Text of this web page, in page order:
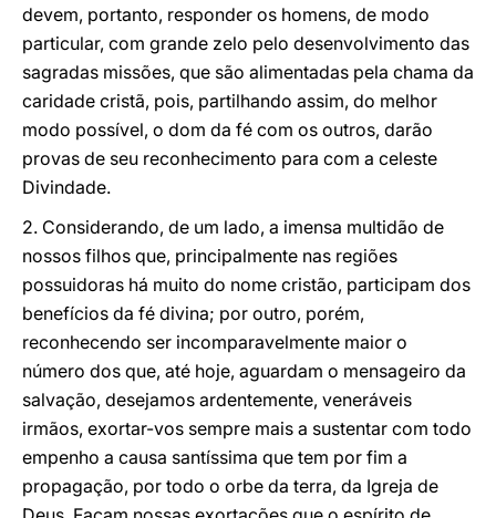
devem, portanto, responder os homens, de modo
particular, com grande zelo pelo desenvolvimento das
sagradas missões, que são alimentadas pela chama da
caridade cristã, pois, partilhando assim, do melhor
modo possível, o dom da fé com os outros, darão
provas de seu reconhecimento para com a celeste
Divindade.
2. Considerando, de um lado, a imensa multidão de
nossos filhos que, principalmente nas regiões
possuidoras há muito do nome cristão, participam dos
benefícios da fé divina; por outro, porém,
reconhecendo ser incomparavelmente maior o
número dos que, até hoje, aguardam o mensageiro da
salvação, desejamos ardentemente, veneráveis
irmãos, exortar-vos sempre mais a sustentar com todo
empenho a causa santíssima que tem por fim a
propagação, por todo o orbe da terra, da Igreja de